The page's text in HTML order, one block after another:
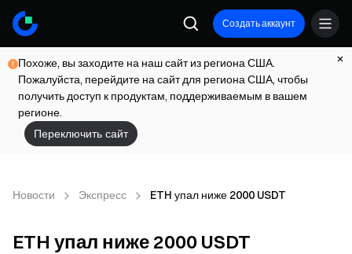
Создать аккаунт
Похоже, вы заходите на наш сайт из региона США.
Пожалуйста, перейдите на сайт для региона США, чтобы
получить доступ к продуктам, поддерживаемым в вашем
регионе.
Переключить сайт
Новости Экспресс ETH упал ниже 2000 USDT
ETH упал ниже 2000 USDT